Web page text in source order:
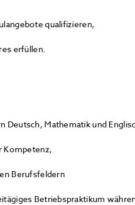
qualifizieren,
erfüllen.
Deutsch, Mathematik und
Kompetenz,
Berufsfeldern
Betriebspraktikum